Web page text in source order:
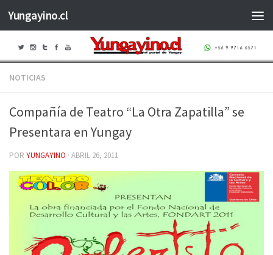
Saltar al contenido
Yungayino.cl
NOTICIAS
Compañía de Teatro “La Otra Zapatilla” se
Presentara en Yungay
POR YUNGAYINO · ABRIL 26, 2011